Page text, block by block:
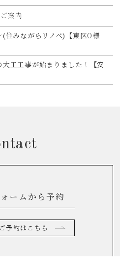
案内
(住みながらリノベ)【東区O様
大工工事が始まりました！【安
ームから予約
予約はこちら